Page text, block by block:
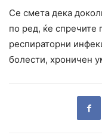
Се смета дека
по ред, ќе спречите
респираторни
болести, хроничен